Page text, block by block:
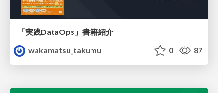
「実践DataOps」書籍紹介
wakamatsu_takumu
0 87